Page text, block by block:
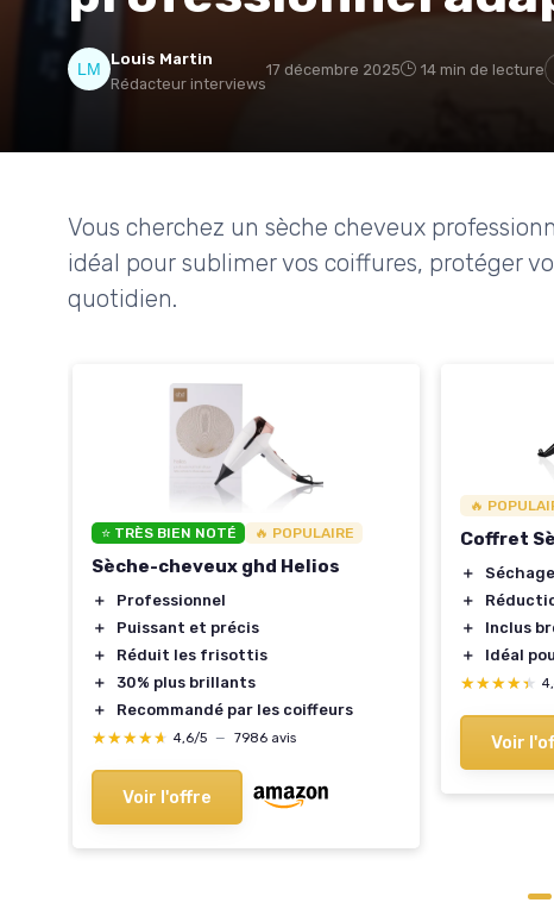
Louis Martin
Rédacteur interviews
17 décembre 2025 14 min de lecture
Vous cherchez un sèche cheveux
idéal pour sublimer vos coiffures, protéger
quotidien.
⭐ TRÈS BIEN NOTÉ 🔥 POPULAIRE
Sèche-cheveux ghd Helios
＋
Professionnel
＋
Puissant et précis
＋
Réduit les frisottis
＋
30% plus brillants
＋
Recommandé par les coiffeurs
★★★★★
★★★★★ 4,6/5 — 7986 avis
Voir l'offre
🔥
Coffret
＋
＋
＋
Inclus
＋
Idéal
★★★★★
★★★★★
Voir